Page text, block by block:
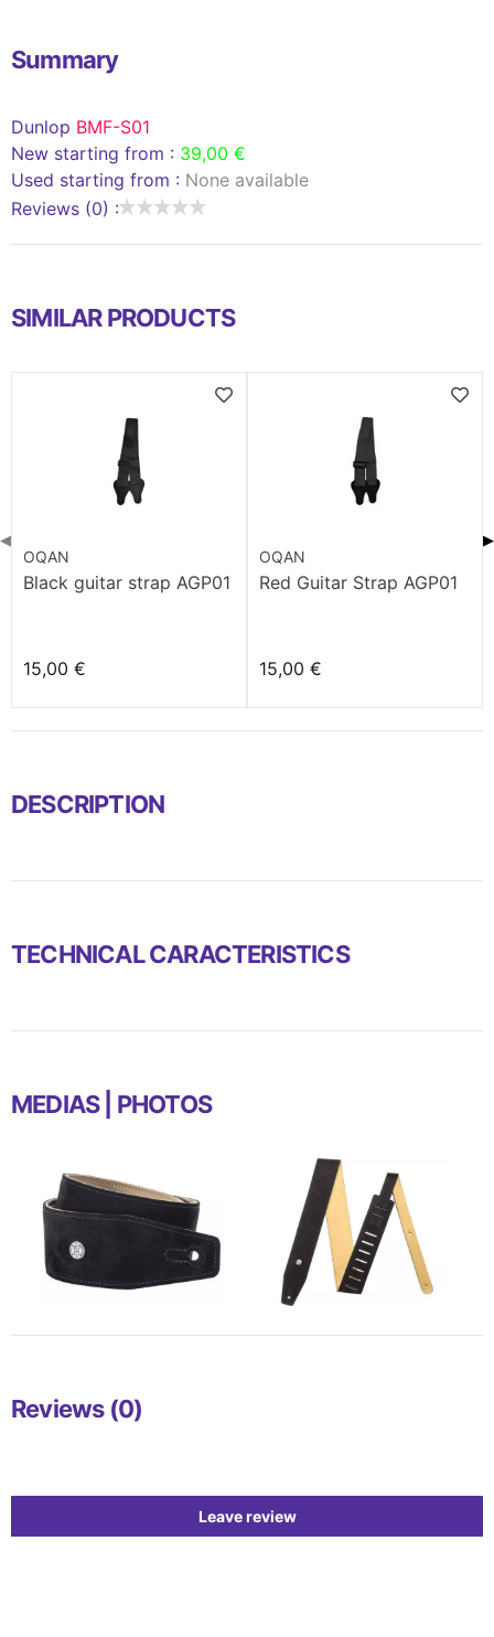
Summary
Dunlop BMF-S01
New starting from : 39,00 €
Used starting from : None available
Reviews (0) :
SIMILAR PRODUCTS
OQAN
Black guitar strap AGP01
15,00 €
OQAN
Red Guitar Strap AGP01
15,00 €
◀ ▶
DESCRIPTION
TECHNICAL CARACTERISTICS
MEDIAS | PHOTOS
Reviews (0)
Leave review